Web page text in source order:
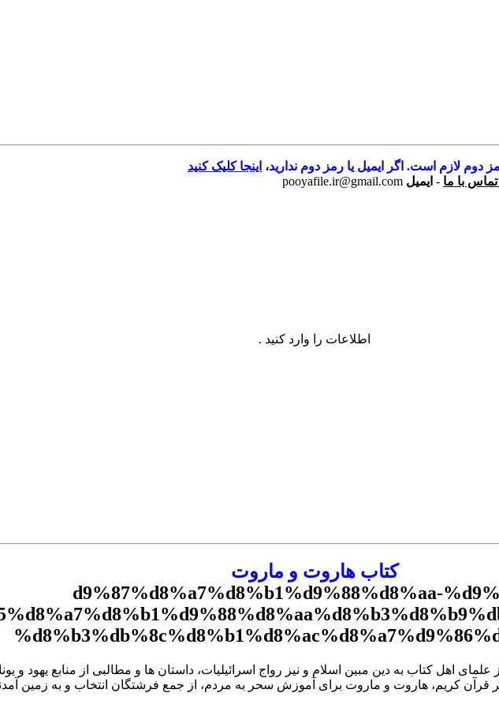
دوم لازم است. اگر ایمیل یا رمز دوم ندارید، اینجا کلیک کنید
با ما - ایمیل pooyafile.ir@gmail.com
اطلاعات را وارد کنید .
کتاب هاروت و ماروت
اهل کتاب به دین مبین اسلام و نیز رواج اسرائیلیات، داستان ها و مطالبى از منابع یهود و
قرآن کریم، هاروت و ماروت براى آموزش سحر به مردم، از جمع فرشتگان انتخاب و به زمین